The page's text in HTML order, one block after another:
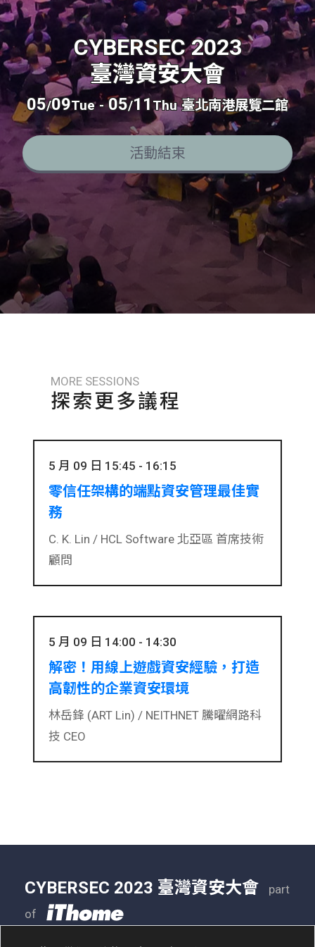
CYBERSEC 2023
臺灣資安大會
05/09Tue -05/11Thu 臺北南港展覽二館
活動結束
MORE SESSIONS
探索更多議程
5 月 09 日 15:45 - 16:15
零信任架構的端點資安管理最佳實
務
C. K. Lin / HCL Software 北亞區 首席技術
顧問
5 月 09 日 14:00 - 14:30
解密！用線上遊戲資安經驗，打造
高韌性的企業資安環境
林岳鋒 (ART Lin) / NEITHNET 騰曜網路科
技 CEO
CYBERSEC 2023 臺灣資安大會
part
of